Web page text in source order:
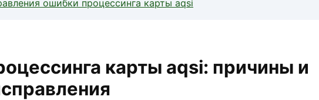
ошибки процессинга карты aqsi
карты aqsi: причины и